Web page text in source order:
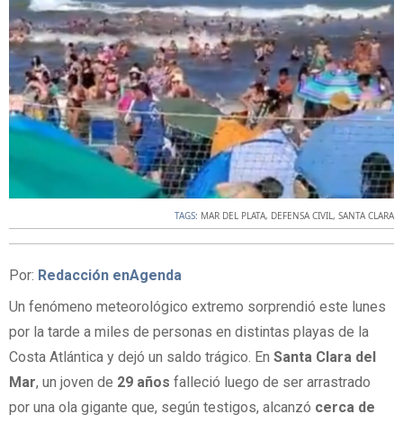
TAGS: MAR DEL PLATA, DEFENSA CIVIL, SANTA CLARA
Por: Redacción enAgenda
Un fenómeno meteorológico extremo sorprendió este lunes
por la tarde a miles de personas en distintas playas de la
Costa Atlántica y dejó un saldo trágico. En Santa Clara del
Mar, un joven de 29 años falleció luego de ser arrastrado
por una ola gigante que, según testigos, alcanzó cerca de